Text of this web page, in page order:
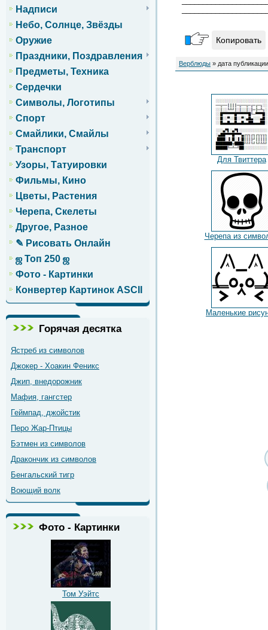
Надписи
Небо, Солнце, Звёзды
Оружие
Праздники, Поздравления
Предметы, Техника
Сердечки
Символы, Логотипы
Спорт
Смайлики, Смайлы
Транспорт
Узоры, Татуировки
Фильмы, Кино
Цветы, Растения
Черепа, Скелеты
Другое, Разное
✎ Рисовать Онлайн
ஜ Топ 250 ஜ
Фото - Картинки
Конвертер Картинок ASCII
Горячая десятка
Ястреб из символов
Джокер - Хоакин Феникс
Джип, внедорожник
Мафия, гангстер
Геймпад, джойстик
Перо Жар-Птицы
Бэтмен из символов
Дракончик из символов
Бенгальский тигр
Воющий волк
Фото - Картинки
Том Уэйтс
Копировать
Верблюды » дата
Для Твиттера
Черепа из
Маленькие